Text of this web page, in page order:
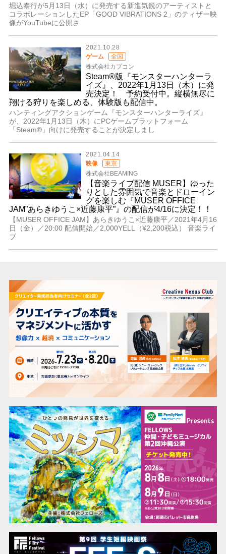
堀込泰行が5月13日（水）に発売する新進気鋭のアーティストと
コラボレーションしたEP「GOOD VIBRATIONS 2」のティザー映
像がYouTubeに公開さ
2021.10.28
ゲーム
全国
株式会社カプコン
Steam®版『モンスターハンターラ
イズ』、2022年1月13日（木）に発
売決定！ 予約受付中。縦横無尽に
翔ける狩りを楽しめる、体験版も配信中。
ハンティングアクションゲーム『モンスターハンターライズ』
が、2022年1月13日（木）にPCゲームプラットフォーム
「Steam®」向けに発売することが決定しまし
2021.04.14
映像
東京
株式会社BEAMING
【音楽ライブ配信 MUSER】ゆった
りとした雰囲気で音楽とドローイン
グを楽しむ『MUSER OFFICE
JAM”あらきゆうこ×近藤康平”』の配信が4/16に決定！！
【MUSER OFFICE JAM】あらきゆうこ×近藤康平／2021年4月16
日（金）／20:00 配信開始／2,000YELL（¥2,200税込） 音楽ライ
ブ